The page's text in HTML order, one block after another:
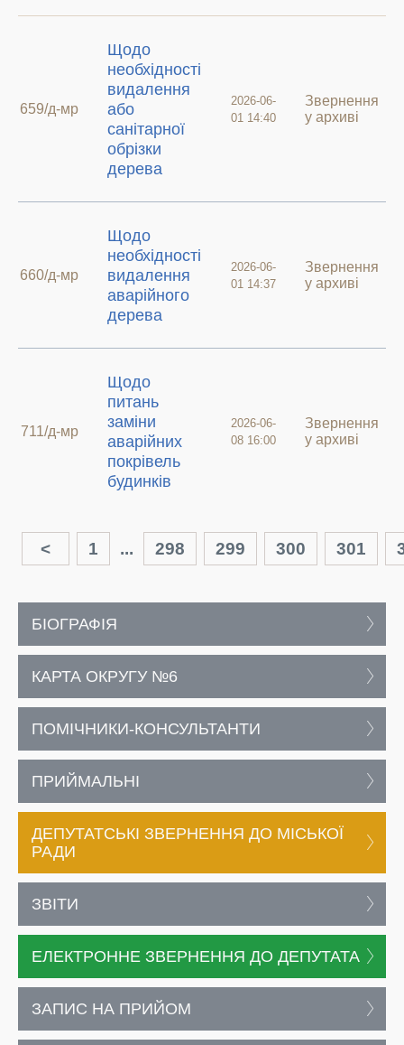
659/д-мр
Щодо
необхідності
видалення
або
санітарної
обрізки
дерева
2026-06-
01 14:40
Звернення
у архиві
660/д-мр
Щодо
необхідності
видалення
аварійного
дерева
2026-06-
01 14:37
Звернення
у архиві
711/д-мр
Щодо
питань
заміни
аварійних
покрівель
будинків
2026-06-
08 16:00
Звернення
у архиві
< 1 ... 298 299 300 301
БІОГРАФІЯ
КАРТА ОКРУГУ №6
ПОМІЧНИКИ-КОНСУЛЬТАНТИ
ПРИЙМАЛЬНІ
ДЕПУТАТСЬКІ ЗВЕРНЕННЯ ДО МІСЬКОЇ
РАДИ
ЗВІТИ
ЕЛЕКТРОННЕ ЗВЕРНЕННЯ ДО ДЕПУТАТА
ЗАПИС НА ПРИЙОМ